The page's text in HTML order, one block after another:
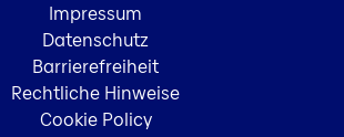
Impressum
Datenschutz
Barrierefreiheit
Rechtliche Hinweise
Cookie Policy